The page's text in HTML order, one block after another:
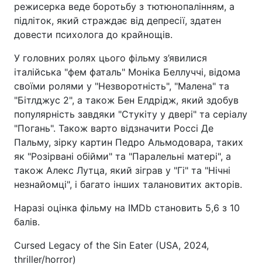
режисерка веде боротьбу з тютюнопалінням, а
підліток, який страждає від депресії, здатен
довести психолога до крайнощів.
У головних ролях цього фільму з’явилися
італійська "фем фаталь" Моніка Беллуччі, відома
своїми ролями у "Незворотність", "Малена" та
"Бітлджус 2", а також Бен Елдрідж, який здобув
популярність завдяки "Стукіту у двері" та серіалу
"Погань". Також варто відзначити Россі Де
Пальму, зірку картин Педро Альмодовара, таких
як "Розірвані обійми" та "Паралельні матері", а
також Алекс Лутца, який зіграв у "Гі" та "Нічні
незнайомці", і багато інших талановитих акторів.
Наразі оцінка фільму на IMDb становить 5,6 з 10
балів.
Cursed Legacy of the Sin Eater (USA, 2024,
thriller/horror)